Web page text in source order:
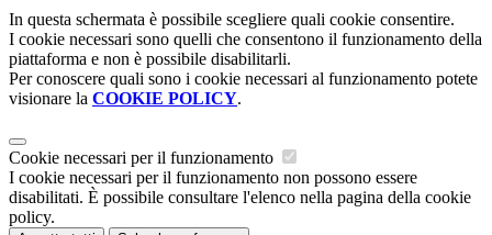
In questa schermata è possibile scegliere quali cookie consentire.
I cookie necessari sono quelli che consentono il funzionamento della
piattaforma e non è possibile disabilitarli.
Per conoscere quali sono i cookie necessari al funzionamento potete
visionare la COOKIE POLICY.
Cookie necessari per il funzionamento
I cookie necessari per il funzionamento non possono essere
disabilitati. È possibile consultare l'elenco nella pagina della cookie
policy.